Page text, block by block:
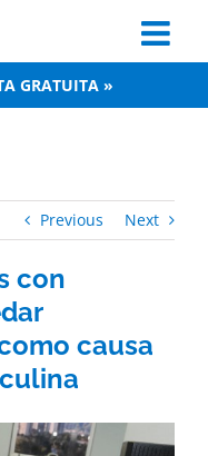
GRATUITA »
Previous Next
con
causa